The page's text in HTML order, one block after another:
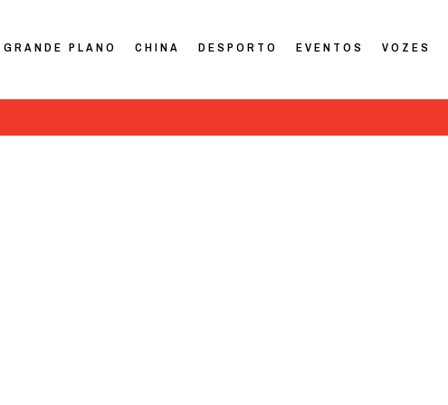
GRANDE PLANO CHINA DESPORTO EVENTOS VOZES